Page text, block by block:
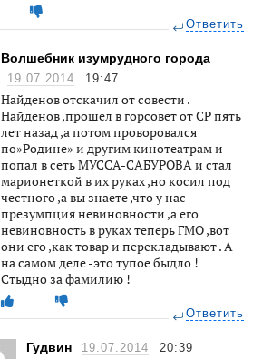
Ответить
Волшебник изумрудного города
19.07.2014 19:47
Найденов отскачил от совести .
Найденов ,прошел в горсовет от СР пять
лет назад ,а потом проворовался
по»Родине» и другим кинотеатрам и
попал в сеть МУССА-САБУРОВА и стал
марионеткой в их руках ,но косил под
честного ,а вы знаете ,что у нас
презумпция невиновности ,а его
невиновность в руках теперь ГМО ,вот
они его ,как товар и перекладывают . А
на самом деле -это тупое быдло !
Стыдно за фамилию !
Ответить
Гудвин 19.07.2014 20:39